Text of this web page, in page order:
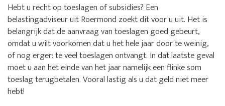
Hebt u recht op toeslagen of subsidies? Een
belastingadviseur uit Roermond zoekt dit voor u uit. Het is
belangrijk dat de aanvraag van toeslagen goed gebeurt,
omdat u wilt voorkomen dat u het hele jaar door te weinig,
of nog erger: te veel toeslagen ontvangt. In dat laatste geval
moet u aan het einde van het jaar namelijk een flinke som
toeslag terugbetalen. Vooral lastig als u dat geld niet meer
hebt!